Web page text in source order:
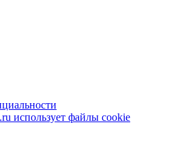
использует файлы cookie